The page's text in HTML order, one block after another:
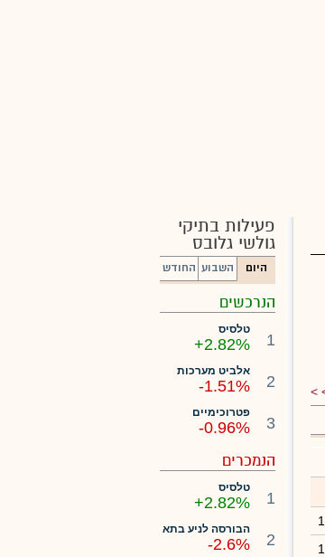
פעילות בתיקי
גולשי גלובס
היום השבוע החודש
הנרכשים
1
טלסיס
+2.82%
2
אלביט מערכות
-1.51%
3
פטרוכימיים
-0.96%
הנמכרים
1
טלסיס
+2.82%
2
הבורסה לניע בתא
-2.6%